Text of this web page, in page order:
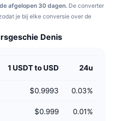
afgelopen 30 dagen. De converter
je bij elke conversie over de
Denis
1 USDT to USD 24u
$0.9993 0.03%
$0.999 0.01%